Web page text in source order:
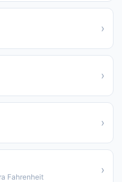
›
›
›
Fahrenheit
›